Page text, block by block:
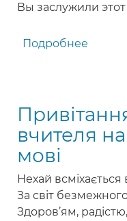
Вы заслужили
Подробнее
Днем
вчителя
мові
Нехай
За світ
Здоров’ям,